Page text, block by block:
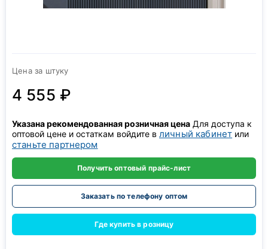
Цена за штуку
4 555 ₽
Указана рекомендованная розничная цена Для доступа к
оптовой цене и остаткам войдите в личный кабинет или
станьте партнером
Получить оптовый прайс-лист
Заказать по телефону оптом
Где купить в розницу